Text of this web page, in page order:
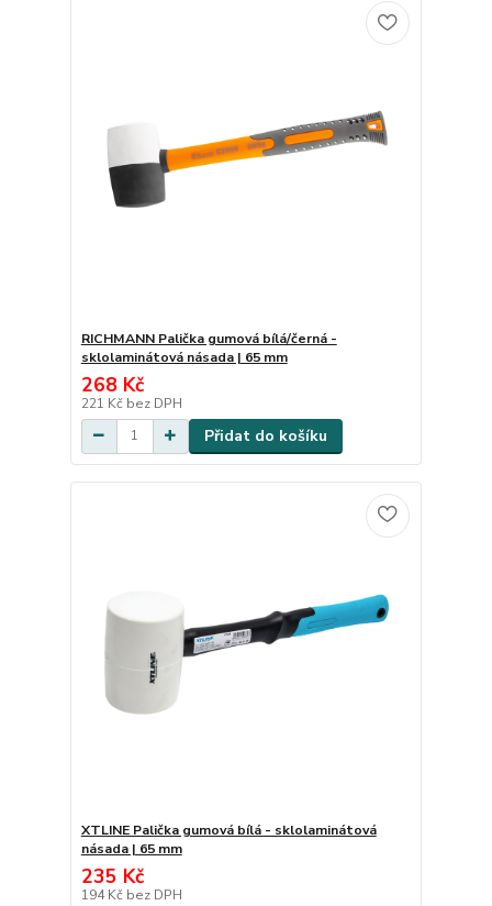
RICHMANN Palička gumová bílá/černá -
sklolaminátová násada | 65 mm
268 Kč
221 Kč bez DPH
Přidat do košíku
XTLINE Palička gumová bílá - sklolaminátová
násada | 65 mm
235 Kč
194 Kč bez DPH